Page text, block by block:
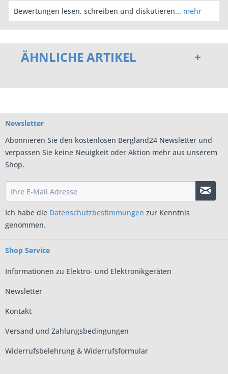
Bewertungen lesen, schreiben und diskutieren... mehr
ÄHNLICHE ARTIKEL
Newsletter
Abonnieren Sie den kostenlosen Bergland24 Newsletter und
verpassen Sie keine Neuigkeit oder Aktion mehr aus unserem
Shop.
Ich habe die Datenschutzbestimmungen zur Kenntnis
genommen.
Shop Service
Informationen zu Elektro- und Elektronikgeräten
Newsletter
Kontakt
Versand und Zahlungsbedingungen
Widerrufsbelehrung & Widerrufsformular